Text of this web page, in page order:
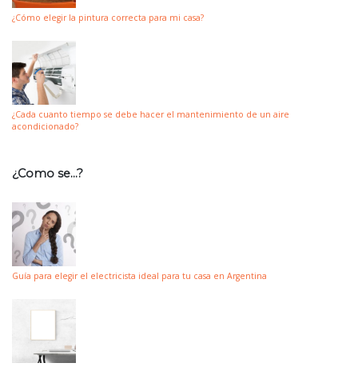
¿Cómo elegir la pintura correcta para mi casa?
¿Cada cuanto tiempo se debe hacer el mantenimiento de un aire
acondicionado?
¿Como se…?
Guía para elegir el electricista ideal para tu casa en Argentina